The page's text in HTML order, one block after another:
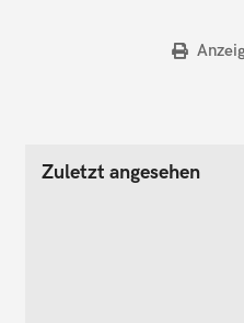
Zuletzt angesehen